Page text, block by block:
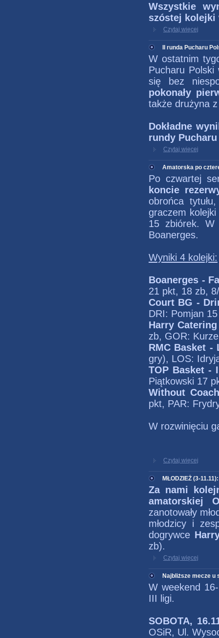
Wszystkie
szóstej
Czytaj więcej
II runda Pucharu
W ostatnim
Pucharu Polski
się bez
pokonały
także drużyna
Dokładne
rundy
Czytaj więcej
Amatorska po
Po czwartej
koncie
obrońca
graczem kolejki
15 zbiórek.
Boanerges.
Wyniki 4 kolejki:
Boanerges -
21 pkt, 18 zb,
Court BG -
DRI: Pomjan
Harry
zb, GOR:
RMC Basket -
gry), LOS:
TOP Basket -
Piątkowski 17
Without
pkt, PAR:
W rozwinięciu
Czytaj więcej
MŁODZIEŻ (3-
Za nami
amatorskiej
zanotowały
młodzicy i
dogrywce
zb).
Czytaj więcej
Najbliższe mecze u
W weekend
III ligi.
SOBOTA,
OSiR, Ul.